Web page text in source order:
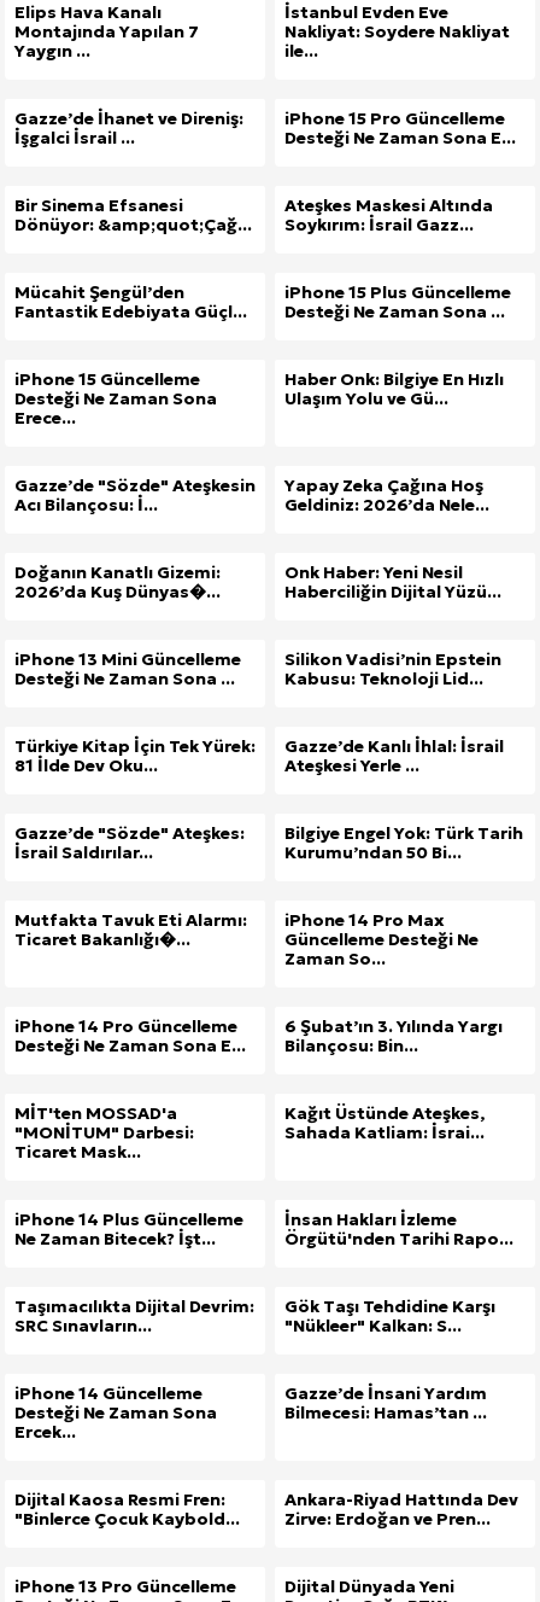
Elips Hava Kanalı
Montajında Yapılan 7
Yaygın ...
İstanbul Evden Eve
Nakliyat: Soydere Nakliyat
ile...
Gazze’de İhanet ve Direniş:
İşgalci İsrail ...
iPhone 15 Pro Güncelleme
Desteği Ne Zaman Sona E...
Bir Sinema Efsanesi
Dönüyor: &amp;quot;Çağ...
Ateşkes Maskesi Altında
Soykırım: İsrail Gazz...
Mücahit Şengül’den
Fantastik Edebiyata Güçl...
iPhone 15 Plus Güncelleme
Desteği Ne Zaman Sona ...
iPhone 15 Güncelleme
Desteği Ne Zaman Sona
Erece...
Haber Onk: Bilgiye En Hızlı
Ulaşım Yolu ve Gü...
Gazze’de "Sözde" Ateşkesin
Acı Bilançosu: İ...
Yapay Zeka Çağına Hoş
Geldiniz: 2026’da Nele...
Doğanın Kanatlı Gizemi:
2026’da Kuş Dünyas�...
Onk Haber: Yeni Nesil
Haberciliğin Dijital Yüzü...
iPhone 13 Mini Güncelleme
Desteği Ne Zaman Sona ...
Silikon Vadisi’nin Epstein
Kabusu: Teknoloji Lid...
Türkiye Kitap İçin Tek Yürek:
81 İlde Dev Oku...
Gazze’de Kanlı İhlal: İsrail
Ateşkesi Yerle ...
Gazze’de "Sözde" Ateşkes:
İsrail Saldırılar...
Bilgiye Engel Yok: Türk Tarih
Kurumu’ndan 50 Bi...
Mutfakta Tavuk Eti Alarmı:
Ticaret Bakanlığı�...
iPhone 14 Pro Max
Güncelleme Desteği Ne
Zaman So...
iPhone 14 Pro Güncelleme
Desteği Ne Zaman Sona E...
6 Şubat’ın 3. Yılında Yargı
Bilançosu: Bin...
MİT'ten MOSSAD'a
"MONİTUM" Darbesi:
Ticaret Mask...
Kağıt Üstünde Ateşkes,
Sahada Katliam: İsrai...
iPhone 14 Plus Güncelleme
Ne Zaman Bitecek? İşt...
İnsan Hakları İzleme
Örgütü'nden Tarihi Rapo...
Taşımacılıkta Dijital Devrim:
SRC Sınavların...
Gök Taşı Tehdidine Karşı
"Nükleer" Kalkan: S...
iPhone 14 Güncelleme
Desteği Ne Zaman Sona
Ercek...
Gazze’de İnsani Yardım
Bilmecesi: Hamas’tan ...
Dijital Kaosa Resmi Fren:
"Binlerce Çocuk Kaybold...
Ankara-Riyad Hattında Dev
Zirve: Erdoğan ve Pren...
iPhone 13 Pro Güncelleme
Dijital Dünyada Yeni
Site İçi (On-Page) SEO Hizmeti: Web Sitenizin